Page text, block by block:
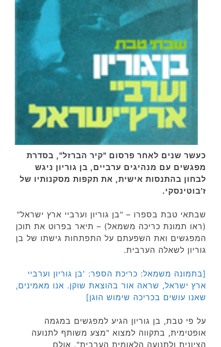
כעשר שנים לאחר פרסום "קיר הברזל", בסדרת
מפגשים עם מנהיגים ערביים, בן גוריון ניגש
לבחון בהתנסות אישית, את תקפות מסקנותיו של
ז'בוטינסקי.
שבתאי טבת בספרו – "בן גוריון וערביי ארץ ישראל"
(ראו תמונת כריכה משמאל) – תיאר בפרוט את תוכן
המפגשים ואת השפעתם על התפתחות גישתו של בן
גוריון לשאלה הערבית.
[בתמונה משמאל: כריכת הספר: 'בן גוריון וערביי
ארץ ישראל, שראה אור בהוצאת שוקן. אנו מאמינים,
שאנו עושים בכריכה שימוש הוגן]
על פי טבת, בן גוריון הגיע למפגשים במגמה
אופטימית, בתקווה למצוא "מצע משותף לתנועה
הציונית ולתנועה הלאומית הערבית". אולם